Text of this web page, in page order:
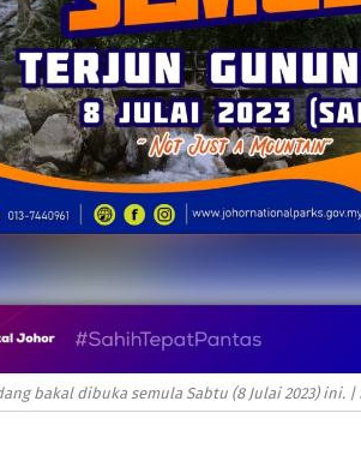
bakal dibuka semula Sabtu (8 Julai 2023) ini.